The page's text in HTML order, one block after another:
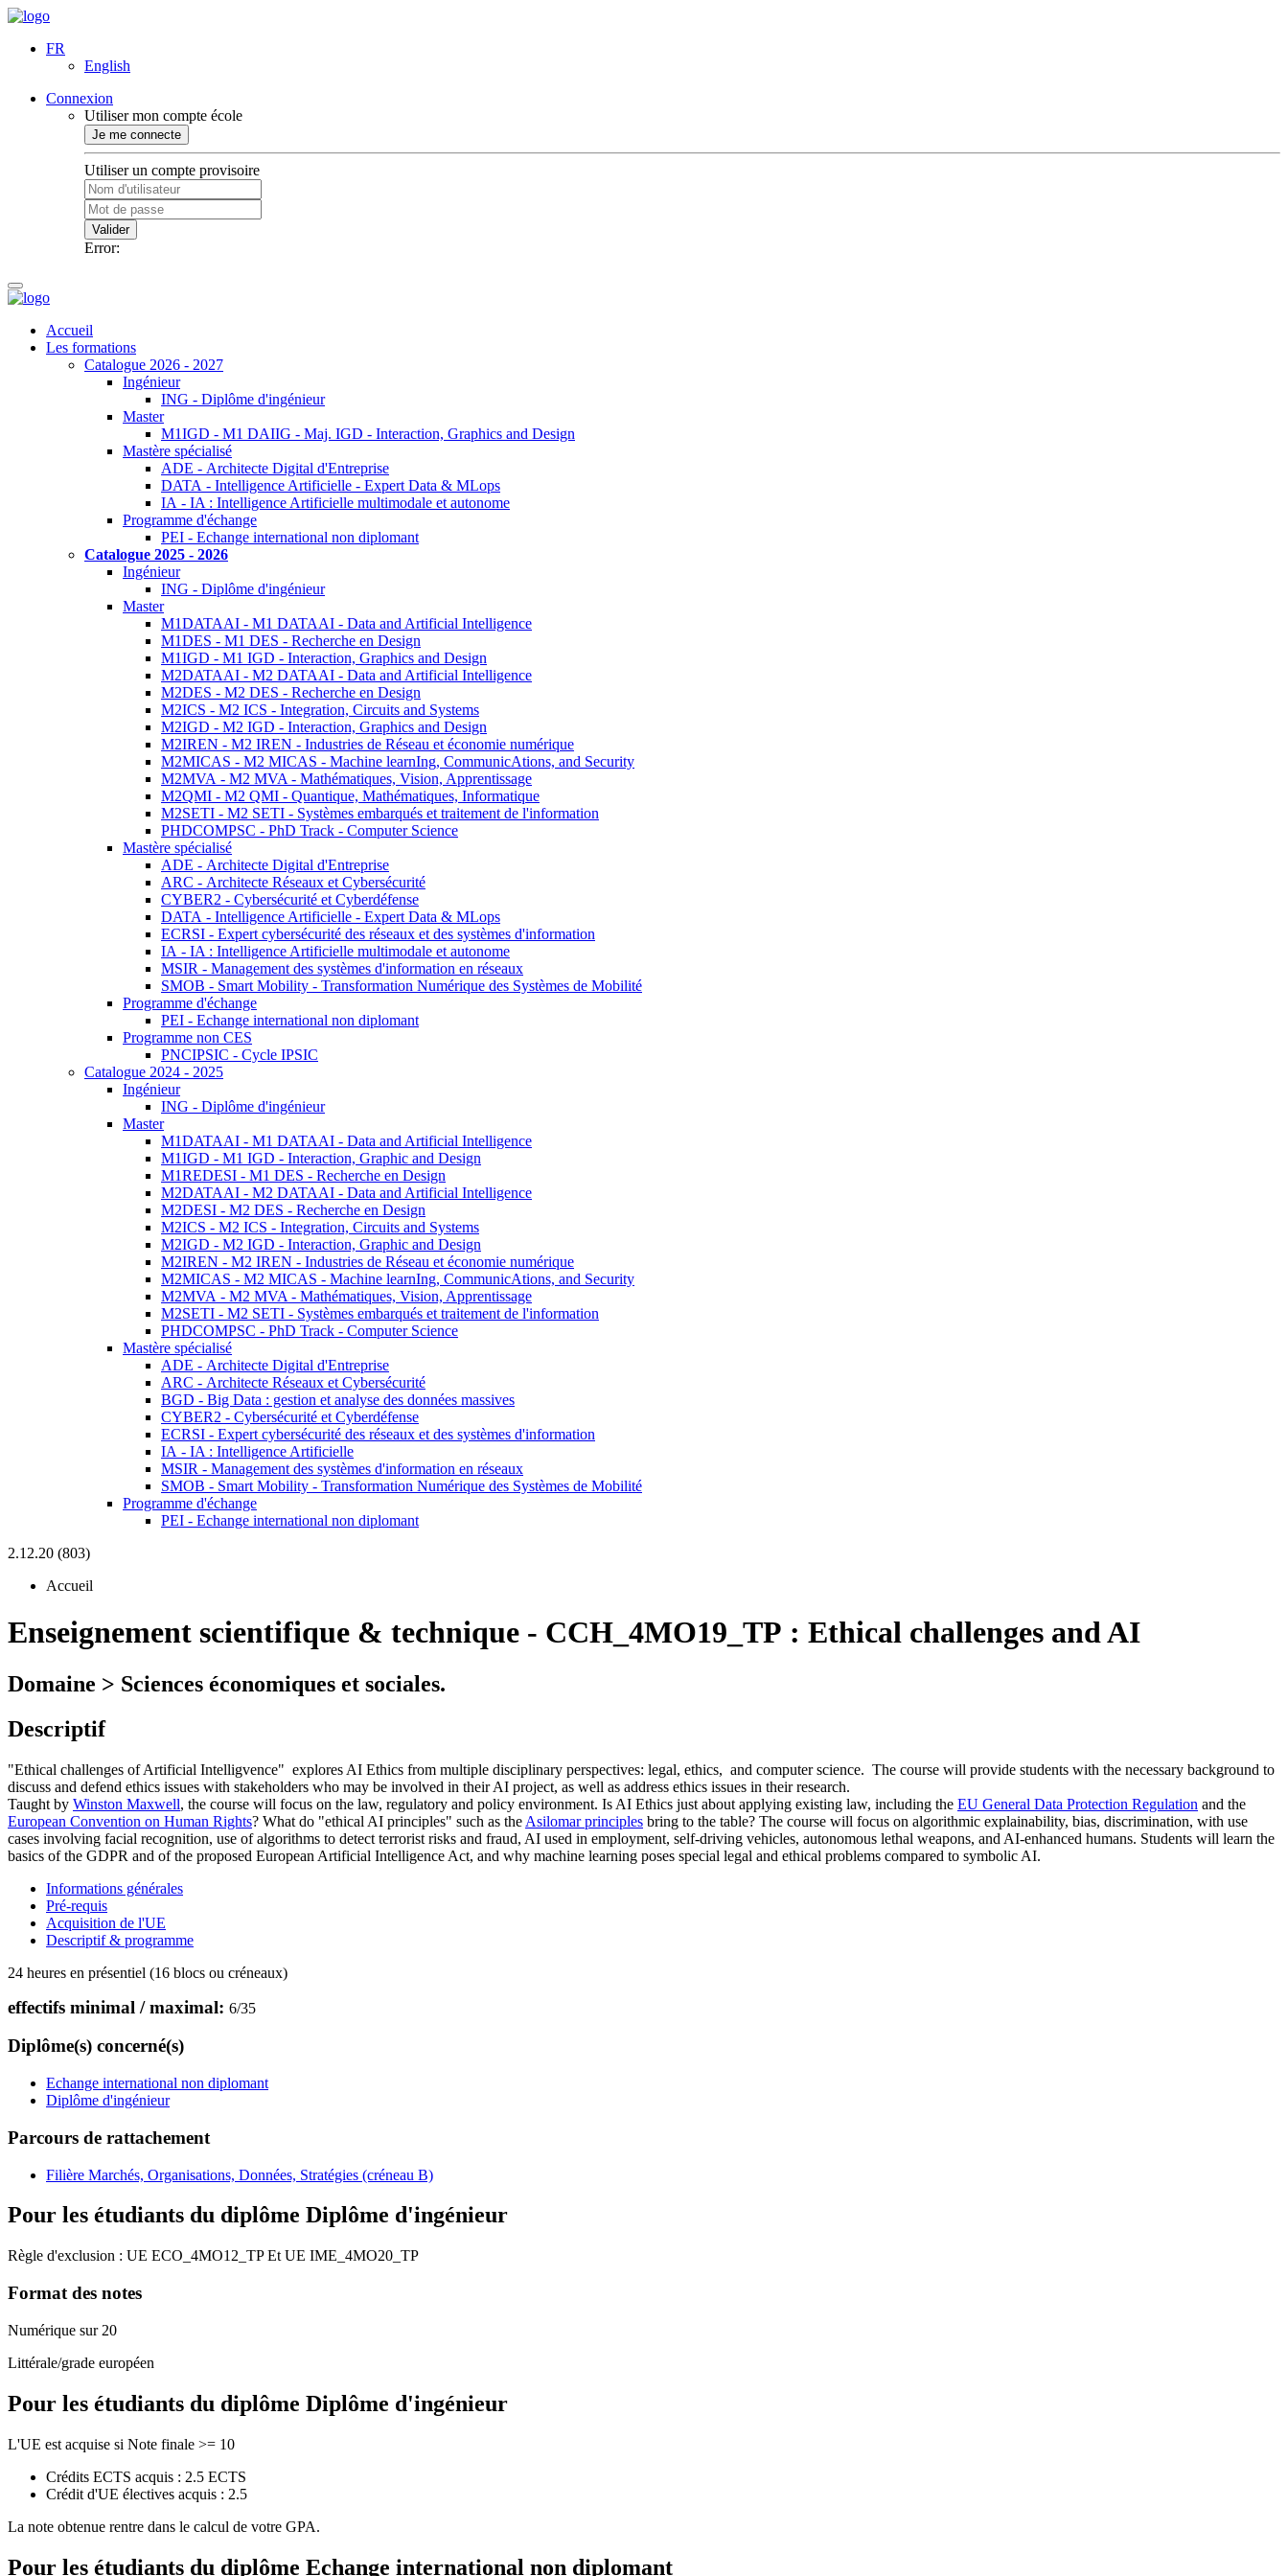
FR
English
Connexion
Utiliser mon compte école
Je me connecte
Utiliser un compte provisoire
Valider
Error:
Accueil
Les formations
Catalogue 2026 - 2027
Ingénieur
ING - Diplôme d'ingénieur
Master
M1IGD - M1 DAIIG - Maj. IGD - Interaction, Graphics and Design
Mastère spécialisé
ADE - Architecte Digital d'Entreprise
DATA - Intelligence Artificielle - Expert Data & MLops
IA - IA : Intelligence Artificielle multimodale et autonome
Programme d'échange
PEI - Echange international non diplomant
Catalogue 2025 - 2026
Ingénieur
ING - Diplôme d'ingénieur
Master
M1DATAAI - M1 DATAAI - Data and Artificial Intelligence
M1DES - M1 DES - Recherche en Design
M1IGD - M1 IGD - Interaction, Graphics and Design
M2DATAAI - M2 DATAAI - Data and Artificial Intelligence
M2DES - M2 DES - Recherche en Design
M2ICS - M2 ICS - Integration, Circuits and Systems
M2IGD - M2 IGD - Interaction, Graphics and Design
M2IREN - M2 IREN - Industries de Réseau et économie numérique
M2MICAS - M2 MICAS - Machine learnIng, CommunicAtions, and Security
M2MVA - M2 MVA - Mathématiques, Vision, Apprentissage
M2QMI - M2 QMI - Quantique, Mathématiques, Informatique
M2SETI - M2 SETI - Systèmes embarqués et traitement de l'information
PHDCOMPSC - PhD Track - Computer Science
Mastère spécialisé
ADE - Architecte Digital d'Entreprise
ARC - Architecte Réseaux et Cybersécurité
CYBER2 - Cybersécurité et Cyberdéfense
DATA - Intelligence Artificielle - Expert Data & MLops
ECRSI - Expert cybersécurité des réseaux et des systèmes d'information
IA - IA : Intelligence Artificielle multimodale et autonome
MSIR - Management des systèmes d'information en réseaux
SMOB - Smart Mobility - Transformation Numérique des Systèmes de Mobilité
Programme d'échange
PEI - Echange international non diplomant
Programme non CES
PNCIPSIC - Cycle IPSIC
Catalogue 2024 - 2025
Ingénieur
ING - Diplôme d'ingénieur
Master
M1DATAAI - M1 DATAAI - Data and Artificial Intelligence
M1IGD - M1 IGD - Interaction, Graphic and Design
M1REDESI - M1 DES - Recherche en Design
M2DATAAI - M2 DATAAI - Data and Artificial Intelligence
M2DESI - M2 DES - Recherche en Design
M2ICS - M2 ICS - Integration, Circuits and Systems
M2IGD - M2 IGD - Interaction, Graphic and Design
M2IREN - M2 IREN - Industries de Réseau et économie numérique
M2MICAS - M2 MICAS - Machine learnIng, CommunicAtions, and Security
M2MVA - M2 MVA - Mathématiques, Vision, Apprentissage
M2SETI - M2 SETI - Systèmes embarqués et traitement de l'information
PHDCOMPSC - PhD Track - Computer Science
Mastère spécialisé
ADE - Architecte Digital d'Entreprise
ARC - Architecte Réseaux et Cybersécurité
BGD - Big Data : gestion et analyse des données massives
CYBER2 - Cybersécurité et Cyberdéfense
ECRSI - Expert cybersécurité des réseaux et des systèmes d'information
IA - IA : Intelligence Artificielle
MSIR - Management des systèmes d'information en réseaux
SMOB - Smart Mobility - Transformation Numérique des Systèmes de Mobilité
Programme d'échange
PEI - Echange international non diplomant
2.12.20 (803)
Accueil
Enseignement scientifique & technique - CCH_4MO19_TP : Ethical challenges and AI
Domaine > Sciences économiques et sociales.
Descriptif
"Ethical challenges of Artificial Intelligvence" explores AI Ethics from multiple disciplinary perspectives: legal, ethics, and computer science. The course will provide students with the necessary background to
discuss and defend ethics issues with stakeholders who may be involved in their AI project, as well as address ethics issues in their research.
Taught by Winston Maxwell, the course will focus on the law, regulatory and policy environment. Is AI Ethics just about applying existing law, including the EU General Data Protection Regulation and the
European Convention on Human Rights? What do "ethical AI principles" such as the Asilomar principles bring to the table? The course will focus on algorithmic explainability, bias, discrimination, with use
cases involving facial recognition, use of algorithms to detect terrorist risks and fraud, AI used in employment, self-driving vehicles, autonomous lethal weapons, and AI-enhanced humans. Students will learn the
basics of the GDPR and of the proposed European Artificial Intelligence Act, and why machine learning poses special legal and ethical problems compared to symbolic AI.
Informations générales
Pré-requis
Acquisition de l'UE
Descriptif & programme
24 heures en présentiel (16 blocs ou créneaux)
effectifs minimal / maximal: 6/35
Diplôme(s) concerné(s)
Echange international non diplomant
Diplôme d'ingénieur
Parcours de rattachement
Filière Marchés, Organisations, Données, Stratégies (créneau B)
Pour les étudiants du diplôme Diplôme d'ingénieur
Règle d'exclusion : UE ECO_4MO12_TP Et UE IME_4MO20_TP
Format des notes
Numérique sur 20
Littérale/grade européen
Pour les étudiants du diplôme Diplôme d'ingénieur
L'UE est acquise si Note finale >= 10
Crédits ECTS acquis : 2.5 ECTS
Crédit d'UE électives acquis : 2.5
La note obtenue rentre dans le calcul de votre GPA.
Pour les étudiants du diplôme Echange international non diplomant